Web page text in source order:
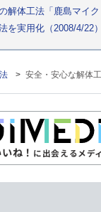
解体工法「鹿島マイ
を実用化（2008/4/22
> 安全・安心な解体
ね！ に出会えるメデ